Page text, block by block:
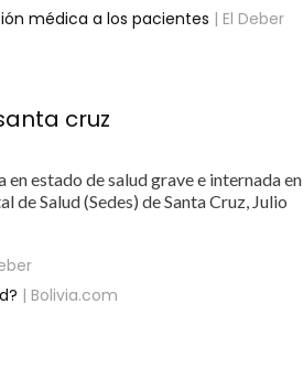
médica a los pacientes | El Deber
cruz
estado de salud grave e internada en
Salud (Sedes) de Santa Cruz, Julio
| Bolivia.com